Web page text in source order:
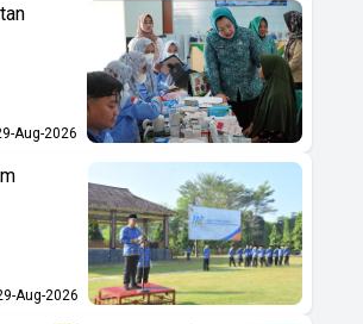
Aug-2026
Aug-2026